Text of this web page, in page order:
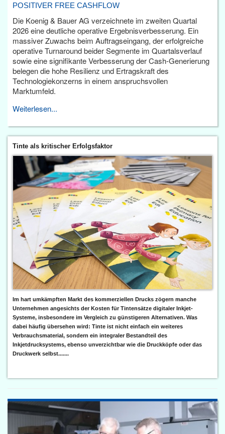
POSITIVER FREE CASHFLOW
Die Koenig & Bauer AG verzeichnete im zweiten Quartal
2026 eine deutliche operative Ergebnisverbesserung. Ein
massiver Zuwachs beim Auftragseingang, der erfolgreiche
operative Turnaround beider Segmente im Quartalsverlauf
sowie eine signifikante Verbesserung der Cash-Generierung
belegen die hohe Resilienz und Ertragskraft des
Technologiekonzerns in einem anspruchsvollen
Marktumfeld.
Weiterlesen...
Tinte als kritischer Erfolgsfaktor
Im hart umkämpften Markt des kommerziellen Drucks zögern manche
Unternehmen angesichts der Kosten für Tintensätze digitaler Inkjet-
Systeme, insbesondere im Vergleich zu günstigeren Alternativen. Was
dabei häufig übersehen wird: Tinte ist nicht einfach ein weiteres
Verbrauchsmaterial, sondern ein integraler Bestandteil des
Inkjetdrucksystems, ebenso unverzichtbar wie die Druckköpfe oder das
Druckwerk selbst.......